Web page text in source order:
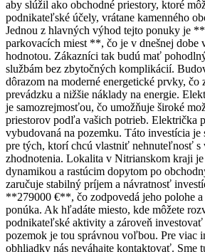
aby slúžil ako obchodné priestory, ktoré
podnikateľské účely, vrátane kamenného
Jednou z hlavných výhod tejto ponuky je
parkovacích miest **, čo je v dnešnej dobe
hodnotou. Zákazníci tak budú mať
službám bez zbytočných komplikácií.
dôrazom na moderné energetické prvky, čo
prevádzku a nižšie náklady na energie.
je samozrejmosťou, čo umožňuje široké
priestorov podľa vašich potrieb. Električka
vybudovaná na pozemku. Táto investícia
pre tých, ktorí chcú vlastniť nehnuteľnosť s
zhodnotenia. Lokalita v Nitrianskom kraji je
dynamikou a rastúcim dopytom po
zaručuje stabilný príjem a návratnosť
**279000 €**, čo zodpovedá jeho polohe a
ponúka. Ak hľadáte miesto, kde môžete
podnikateľské aktivity a zároveň
pozemok je tou správnou voľbou. Pre viac
obhliadky nás neváhajte kontaktovať. Sme